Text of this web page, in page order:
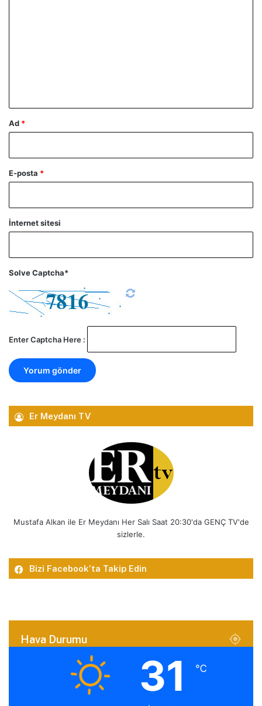
Ad *
E-posta *
İnternet sitesi
Solve Captcha*
Enter Captcha Here :
Er Meydanı TV
Mustafa Alkan ile Er Meydanı Her Salı Saat 20:30'da GENÇ TV'de
sizlerle.
Bizi Facebook’ta Takip Edin
Hava Durumu
31 ℃